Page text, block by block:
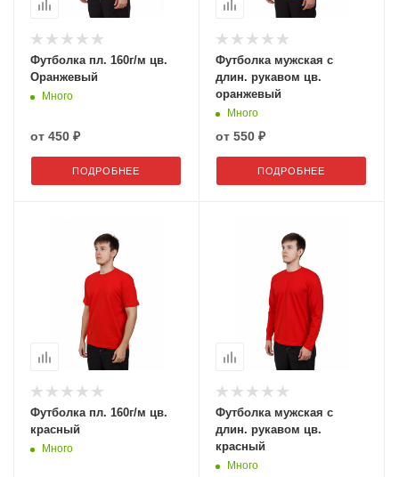
Футболка пл. 160г/м цв.
Оранжевый
Много
от 450 ₽
ПОДРОБНЕЕ
Футболка мужская с
длин. рукавом цв.
оранжевый
Много
от 550 ₽
ПОДРОБНЕЕ
Футболка пл. 160г/м цв.
красный
Много
Футболка мужская с
длин. рукавом цв.
красный
Много